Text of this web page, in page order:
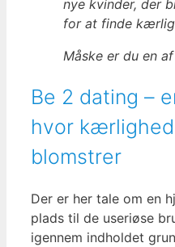
nye kvinder, der
for at finde
Måske er du en
Be 2 dating –
hvor
blomstrer
Der er her tale om en
plads til de useriøse
igennem indholdet